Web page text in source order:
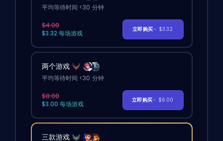
平均等待时间 <30 分钟
$4.00
$3.32 每场游戏
立即购买- $3.32
两个游戏
平均等待时间 <30 分钟
$8.00
$3.00 每场游戏
立即购买- $6.00
三款游戏